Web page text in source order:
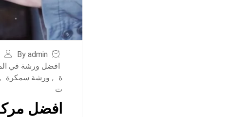
By admin
افضل ورشة في
ة
, ورشة سمكرة ,
ت
افضل